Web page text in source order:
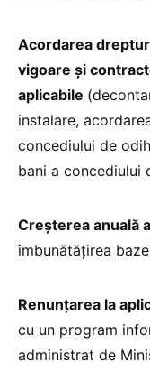
Acordarea
vigoare și
aplicabile
instalare,
concediului de
bani a concediului
Creșterea anuală
îmbunătățirea
Renunțarea la
cu un program
administrat de